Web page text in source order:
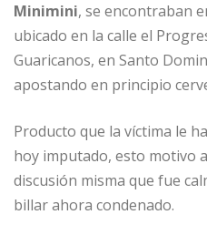
Minimini, se encontraban
ubicado en la calle el
Guaricanos, en Santo
apostando en principio
Producto que la víctima le
hoy imputado, esto motivo
discusión misma que fue
billar ahora condenado.